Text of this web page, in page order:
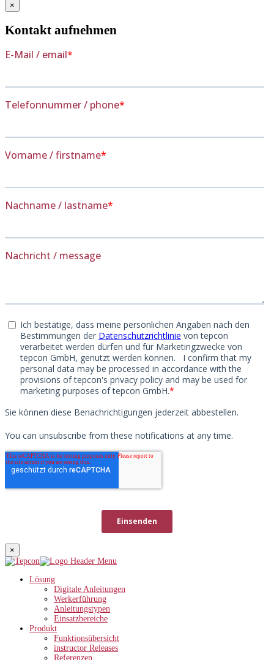
×
Kontakt aufnehmen
×
Lösung
Digitale Anleitungen
Werkerführung
Anleitungstypen
Einsatzbereiche
Produkt
Funktionsübersicht
instructor Releases
Referenzen